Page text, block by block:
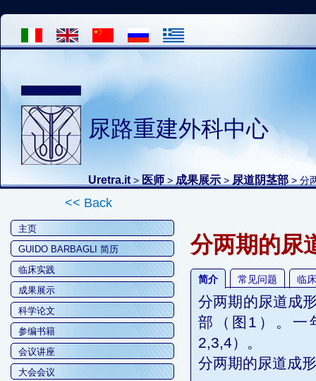
尿路重建外科中心
Uretra.it > 医师 > 成果展示 > 尿道阴茎部 > 分
<< Back
主页
GUIDO BARBAGLI 简历
临床实践
成果展示
科学论文
参编书籍
会议讲座
大会会议
分两期的尿
简介 常见问题 临
分两期的尿道成
部（图1）。一
2,3,4）。
分两期的尿道成